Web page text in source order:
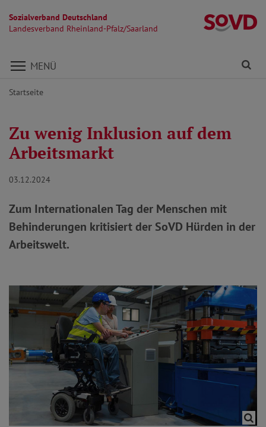
Sozialverband Deutschland
Landesverband Rheinland-Pfalz/Saarland
Direkt zu den Inhalten springen
MENÜ
Startseite
Zu wenig Inklusion auf dem
Arbeitsmarkt
03.12.2024
Zum Internationalen Tag der Menschen mit
Behinderungen kritisiert der SoVD Hürden in der
Arbeitswelt.